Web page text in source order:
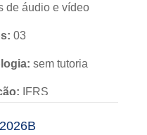
de áudio e vídeo
03
sem tutoria
IFRS
básico